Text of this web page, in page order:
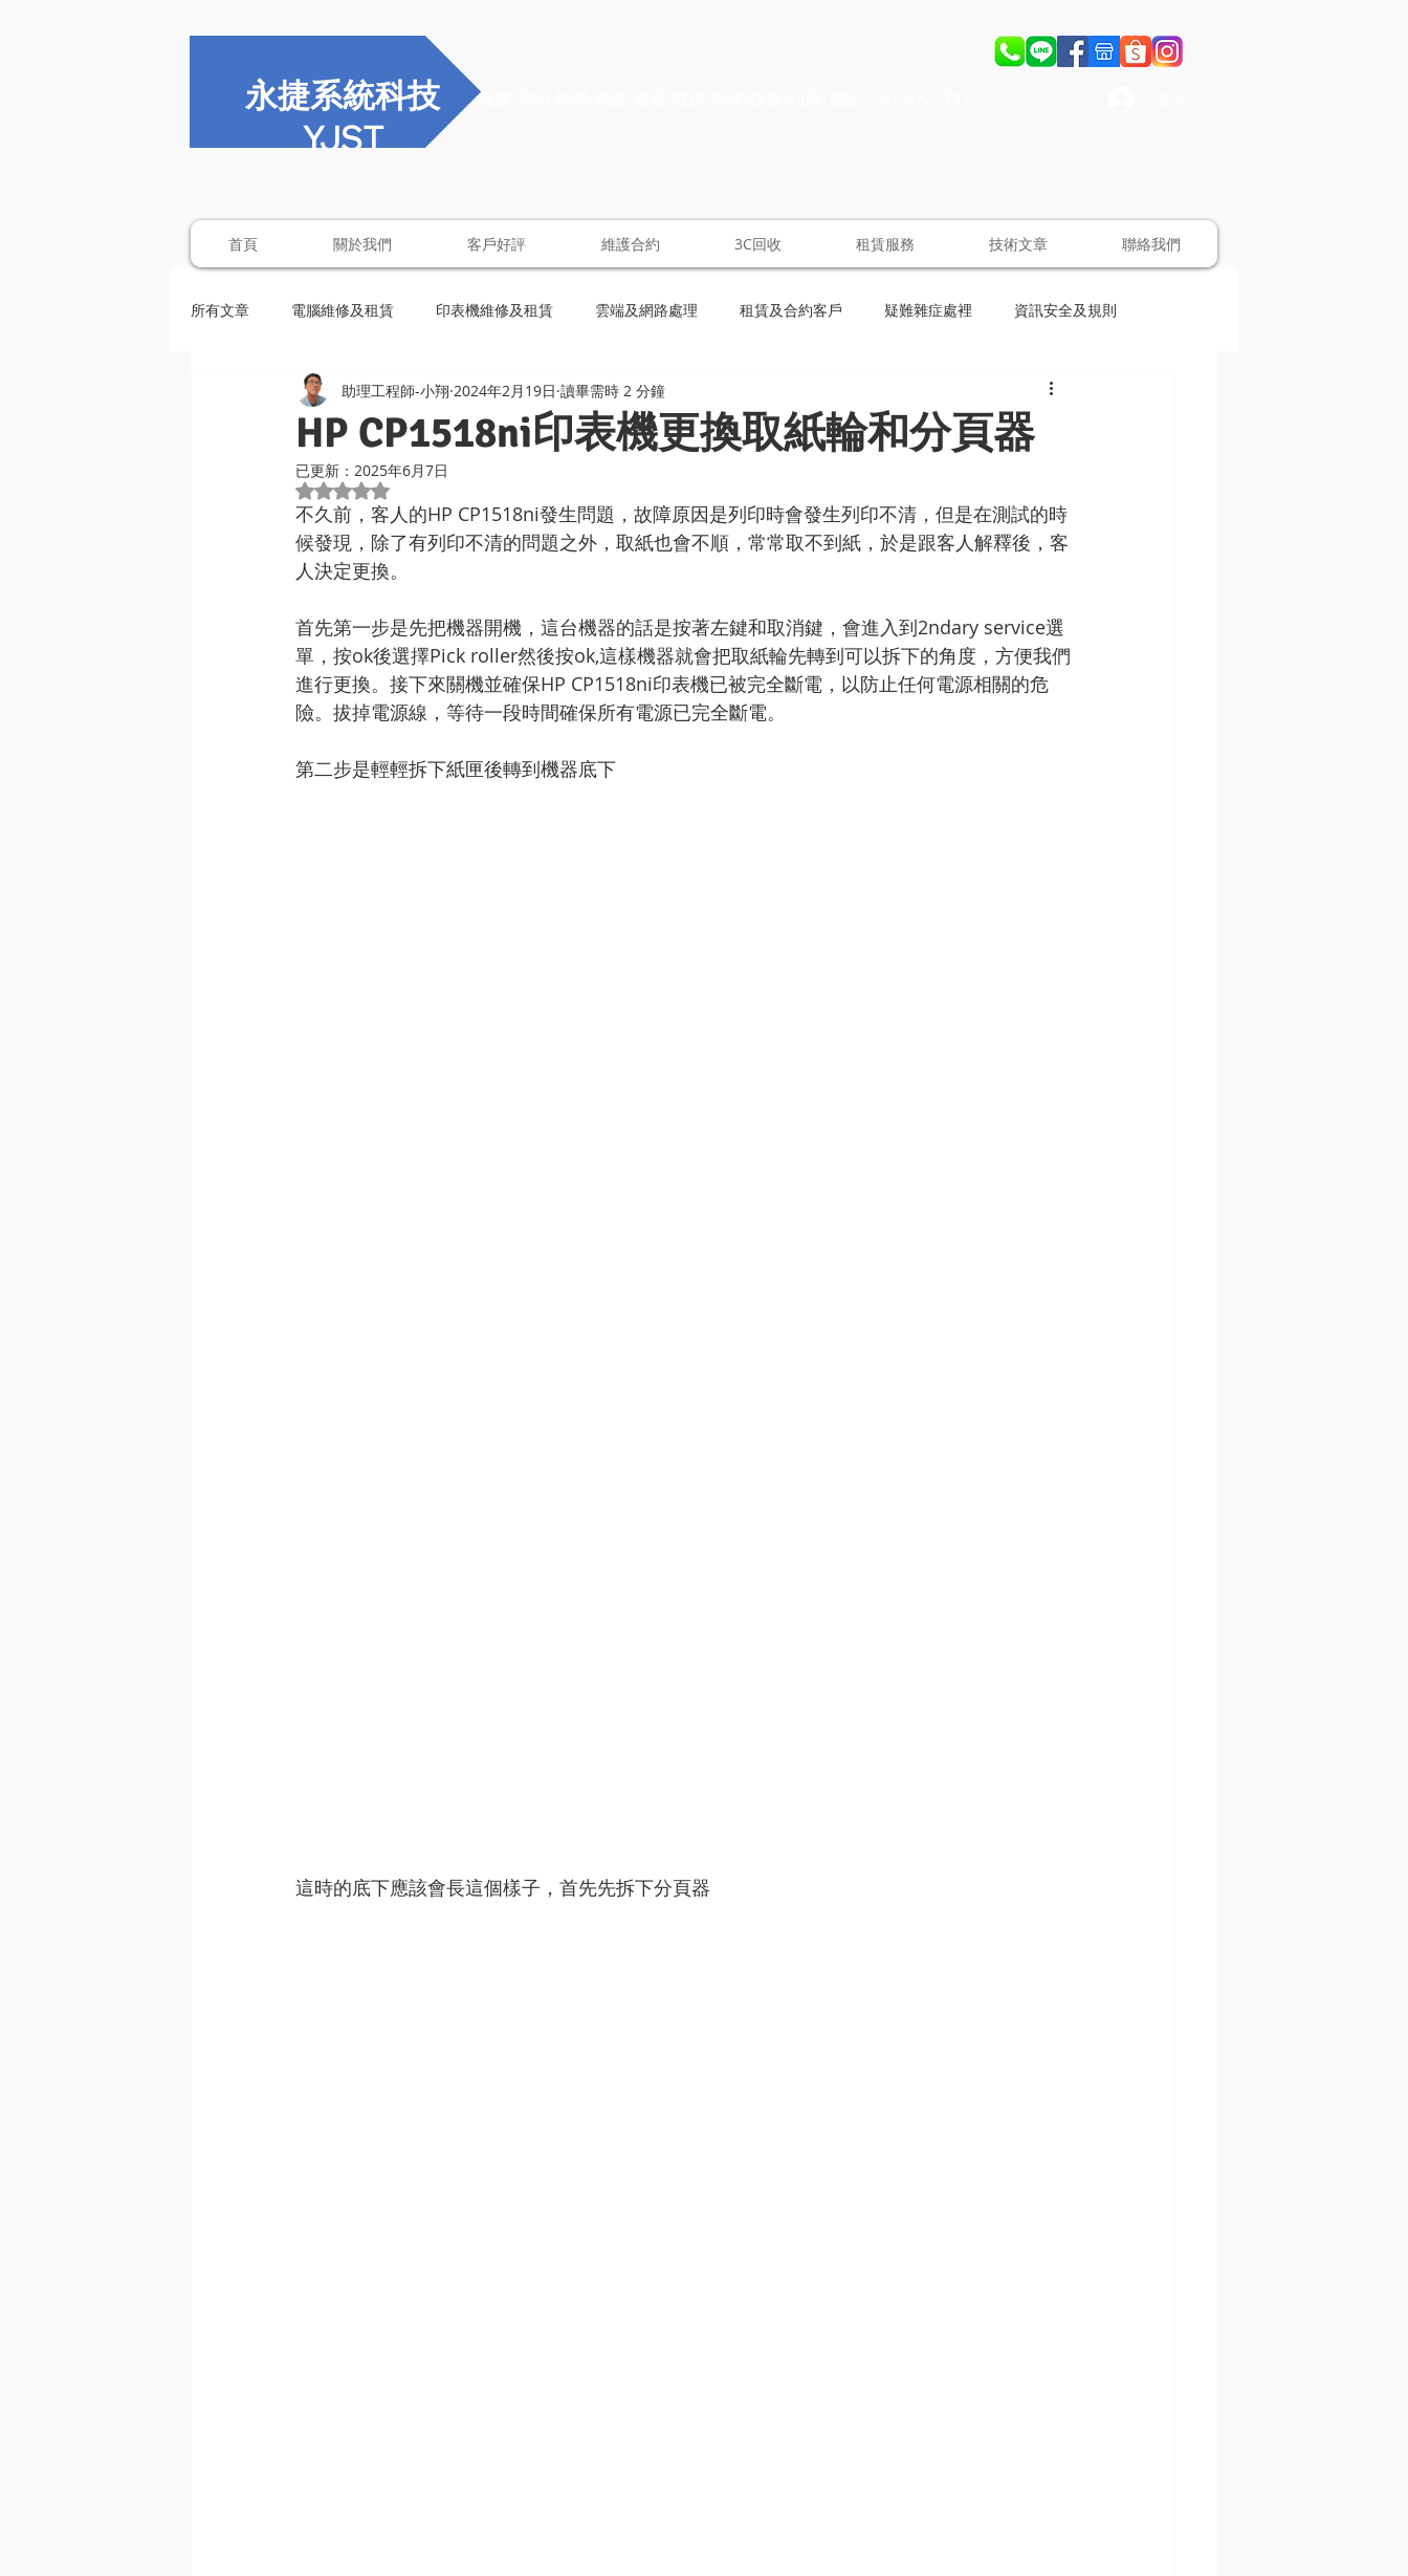
永捷系統科技
YJST
電腦-列印-軟體-網路-資安-機房-維修-租賃-到府-電話： 07-3221717
首頁 關於我們 客戶好評 維護合約 3C回收 租賃服務 技術文章 聯絡我們
所有文章 電腦維修及租賃 印表機維修及租賃 雲端及網路處理 租賃及合約客戶 疑難雜症處裡 資訊安全及規則
HP CP1518ni印表機更換取紙輪和分頁器
助理工程師-小翔 2024年2月19日 讀畢需時 2 分鐘
已更新： 2025年6月7日
評等為 NaN（最高為 5 顆星）。
不久前，客人的HP CP1518ni發生問題，故障原因是列印時會發生列印不清，但是在測試的時
候發現，除了有列印不清的問題之外，取紙也會不順，常常取不到紙，於是跟客人解釋後，客
人決定更換。
首先第一步是先把機器開機，這台機器的話是按著左鍵和取消鍵，會進入到2ndary service選
單，按ok後選擇Pick roller然後按ok,這樣機器就會把取紙輪先轉到可以拆下的角度，方便我們
進行更換。接下來關機並確保HP CP1518ni印表機已被完全斷電，以防止任何電源相關的危
險。拔掉電源線，等待一段時間確保所有電源已完全斷電。
第二步是輕輕拆下紙匣後轉到機器底下
這時的底下應該會長這個樣子，首先先拆下分頁器